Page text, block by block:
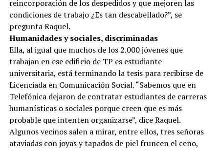
reincorporación de los despedidos y que mejoren las
condiciones de trabajo ¿Es tan descabellado?”, se
pregunta Raquel.
Humanidades y sociales, discriminadas
Ella, al igual que muchos de los 2.000 jóvenes que
trabajan en ese edificio de TP es estudiante
universitaria, está terminando la tesis para recibirse de
Licenciada en Comunicación Social. “Sabemos que en
Telefónica dejaron de contratar estudiantes de carreras
humanísticas o sociales porque creen que es más
probable que intenten organizarse”, dice Raquel.
Algunos vecinos salen a mirar, entre ellos, tres señoras
ataviadas con joyas y tapados de piel fruncen el ceño,